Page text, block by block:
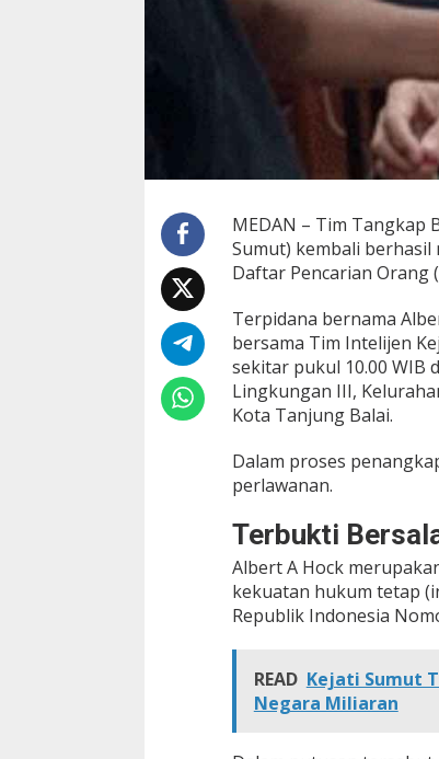
n
a
l
a
L
a
n
g
s
u
g
D
e
k
s
e
k
u
k
e
MEDAN – Tim Tangkap
Sumut) kembali
Daftar Pencarian Orang
Terpidana bernama
bersama Tim Intelijen
sekitar pukul 10.00 WIB
Lingkungan III,
Kota Tanjung Balai.
Dalam proses
perlawanan.
Terbukti
Albert A Hock
kekuatan hukum tetap
Republik Indonesia
READ Kejati Sumut
Negara Miliaran